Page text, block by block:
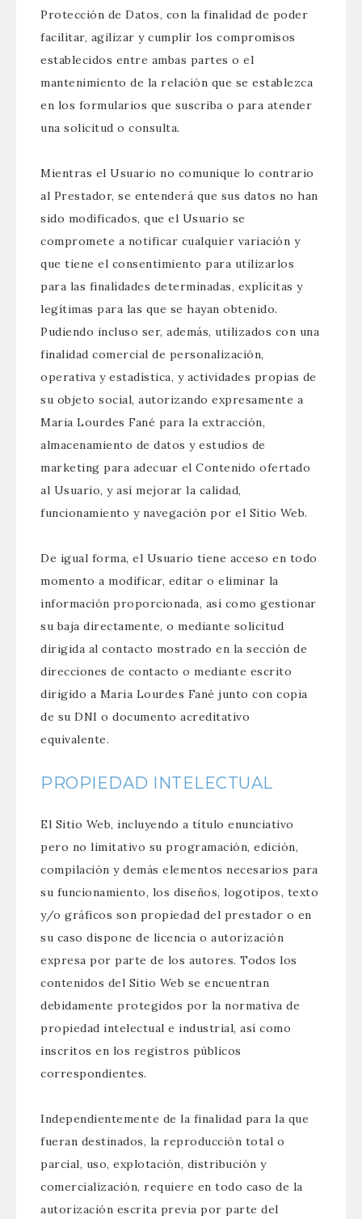
Protección de Datos, con la finalidad de poder
facilitar, agilizar y cumplir los compromisos
establecidos entre ambas partes o el
mantenimiento de la relación que se establezca
en los formularios que suscriba o para atender
una solicitud o consulta.
Mientras el Usuario no comunique lo contrario
al Prestador, se entenderá que sus datos no han
sido modificados, que el Usuario se
compromete a notificar cualquier variación y
que tiene el consentimiento para utilizarlos
para las finalidades determinadas, explícitas y
legítimas para las que se hayan obtenido.
Pudiendo incluso ser, además, utilizados con una
finalidad comercial de personalización,
operativa y estadística, y actividades propias de
su objeto social, autorizando expresamente a
Maria Lourdes Fané para la extracción,
almacenamiento de datos y estudios de
marketing para adecuar el Contenido ofertado
al Usuario, y así mejorar la calidad,
funcionamiento y navegación por el Sitio Web.
De igual forma, el Usuario tiene acceso en todo
momento a modificar, editar o eliminar la
información proporcionada, así como gestionar
su baja directamente, o mediante solicitud
dirigida al contacto mostrado en la sección de
direcciones de contacto o mediante escrito
dirigido a Maria Lourdes Fané junto con copia
de su DNI o documento acreditativo
equivalente.
PROPIEDAD INTELECTUAL
El Sitio Web, incluyendo a título enunciativo
pero no limitativo su programación, edición,
compilación y demás elementos necesarios para
su funcionamiento, los diseños, logotipos, texto
y/o gráficos son propiedad del prestador o en
su caso dispone de licencia o autorización
expresa por parte de los autores. Todos los
contenidos del Sitio Web se encuentran
debidamente protegidos por la normativa de
propiedad intelectual e industrial, así como
inscritos en los registros públicos
correspondientes.
Independientemente de la finalidad para la que
fueran destinados, la reproducción total o
parcial, uso, explotación, distribución y
comercialización, requiere en todo caso de la
autorización escrita previa por parte del